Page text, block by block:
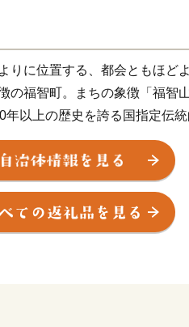
りに位置する、都会ともほど
の福智町。まちの象徴「福智
年以上の歴史を誇る国指定伝
』窯元が点在する「陶芸の里
りの文化財や足利尊氏ゆかり
「常立寺」などが点在。 福岡
ガン「虎尾桜」や樹齢５百年
白糸の滝」など、天然資源に